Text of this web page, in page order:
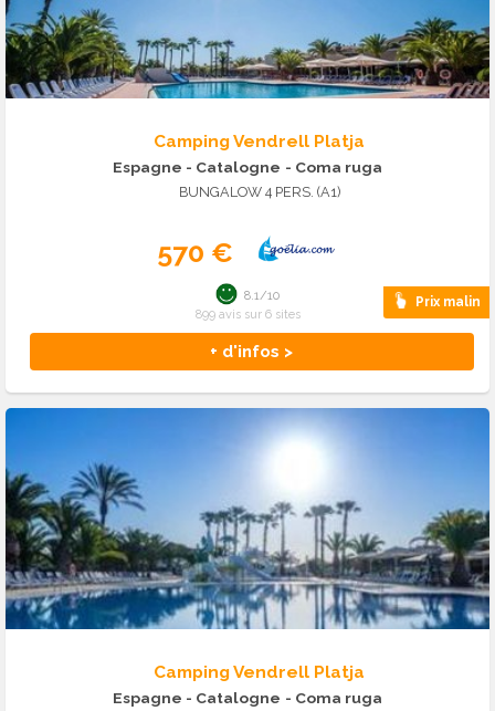
Camping Vendrell Platja
Espagne - Catalogne - Coma ruga
BUNGALOW 4 PERS. (A1)
570 €
Prix malin
+ d'infos >
8.1/10
899 avis sur 6 sites
Camping Vendrell Platja
Espagne - Catalogne - Coma ruga